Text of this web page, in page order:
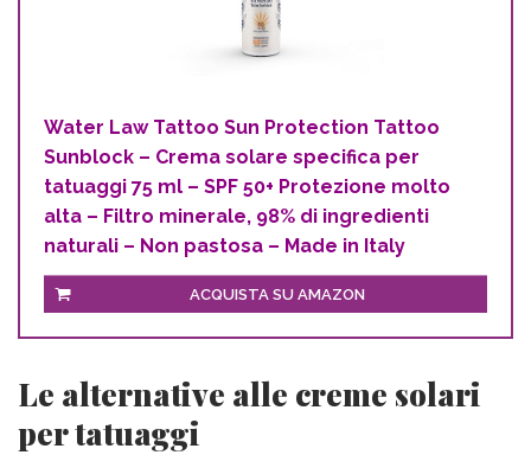
Water Law Tattoo Sun Protection Tattoo
Sunblock – Crema solare specifica per
tatuaggi 75 ml – SPF 50+ Protezione molto
alta – Filtro minerale, 98% di ingredienti
naturali – Non pastosa – Made in Italy
ACQUISTA SU AMAZON
Le alternative alle creme solari
per tatuaggi